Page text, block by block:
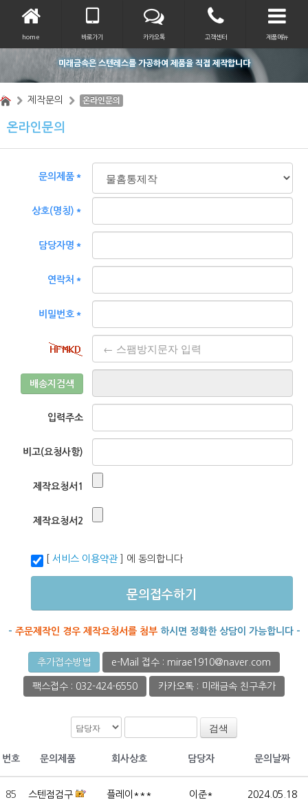
home 바로가기 카카오톡 고객센터 제품메뉴
미래금속은 스텐레스를 가공하여 제품을 직접 제작합니다
제작문의 온라인문의
온라인문의
문의제품＊
상호(명칭)＊
담당자명＊
연락처＊
비밀번호＊
배송지검색
입력주소
비고(요청사항)
제작요청서1
제작요청서2
[ 서비스 이용약관] 에 동의합니다
문의접수하기
- 주문제작인 경우 제작요청서를 첨부하시면 정확한 상담이 가능합니다 -
추가접수방법 e-Mail 접수 : mirae1910@naver.com
팩스접수 : 032-424-6550 카카오톡 : 미래금속 친구추가
검색
번호 문의제품 회사상호 담당자 문의날짜
85 스텐점검구 플레이*** 이준* 2024.05.18